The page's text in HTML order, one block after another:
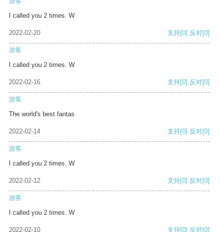
I called you 2 times. W
2022-02-20 支持[0] 反对[0]
游客
I called you 2 times. W
2022-02-16 支持[0] 反对[0]
游客
The world's best fantas
2022-02-14 支持[0] 反对[0]
游客
I called you 2 times. W
2022-02-12 支持[0] 反对[0]
游客
I called you 2 times. W
2022-02-10 支持[0] 反对[0]